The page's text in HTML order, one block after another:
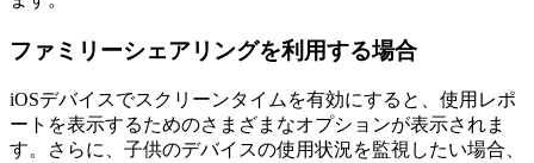
ファミリーシェアリングを利用する場合
iOSデバイスでスクリーンタイムを有効にすると、使用レポ
ートを表示するためのさまざまなオプションが表示されま
す。さらに、子供のデバイスの使用状況を監視したい場合、